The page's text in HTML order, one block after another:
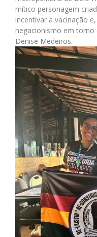
mítico personagem
incentivar a vacinação
negacionismo em
Denise Medeiros.